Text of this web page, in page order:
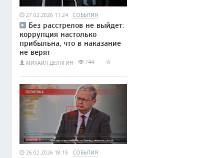
27.02.2026 11:24 СОБЫТИЯ
Без расстрелов не выйдет:
коррупция настолько
прибыльна, что в наказание
не верят
МИХАИЛ ДЕЛЯГИН 744
26.02.2026 18:19 СОБЫТИЯ